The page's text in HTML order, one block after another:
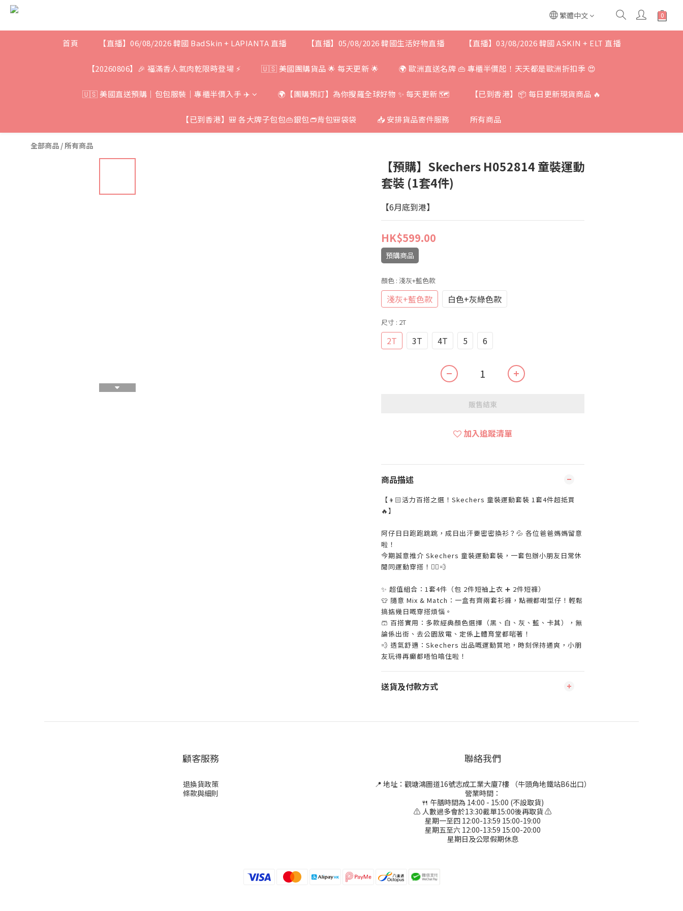
繁體中文
首頁 【直播】06/08/2026 韓國 BadSkin + LAPIANTA 直播 【直播】05/08/2026 韓國生活好物直播 【直播】03/08/2026 韓國 ASKIN + ELT 直播
【20260806】🎉 福滿香人氣肉乾限時登場 ⚡ 🇺🇸 美國團購貨品 🌟 每天更新 🌟 🌍 歐洲直送名牌 👜 專櫃半價起！天天都是歐洲折扣季 😍
🇺🇸 美國直送預購｜包包服裝｜專櫃半價入手 ✈️ 🌍【團購預訂】為你搜羅全球好物 ✨ 每天更新 🗺 【已到香港】📦 每日更新現貨商品 🔥
【已到香港】🎒 各大牌子包包👜銀包👝背包🎒袋袋 📥 安排貨品寄件服務 所有商品
全部商品 /所有商品
【預購】Skechers H052814 童裝運動
套裝 (1套4件)
【6月底到港】
HK$599.00
預購商品
顏色 : 淺灰+藍色款
淺灰+藍色款 白色+灰綠色款
尺寸 : 2T
2T 3T 4T 5 6
販售結束
加入追蹤清單
商品描述
【👦🏻活力百搭之選！Skechers 童裝運動套裝 1套4件超抵買
🔥】
阿仔日日跑跑跳跳，成日出汗要密密換衫？💦 各位爸爸媽媽留意
啦！
今期誠意推介 Skechers 童裝運動套裝，一套包辦小朋友日常休
閒同運動穿搭！🏃‍♂️💨
✨ 超值組合：1套4件（包 2件短袖上衣 ➕ 2件短褲）
👕 隨意 Mix & Match：一盒有齊兩套衫褲，點襯都咁型仔！輕鬆
搞掂幾日嘅穿搭煩惱。
🩳 百搭實用：多款經典顏色選擇（黑、白、灰、藍、卡其），無
論係出街、去公園放電、定係上體育堂都啱著！
💨 透氣舒適：Skechers 出品嘅運動質地，時刻保持通爽，小朋
友玩得再癲都唔怕噏住啦！
送貨及付款方式
顧客服務
退換貨政策
條款與細則
聯絡我們
📍 地址：觀塘鴻圖道16號志成工業大廈7樓 （牛頭角地鐵站B6出口）
營業時間：
🍴 午膳時間為 14:00 - 15:00 (不設取貨)
⚠ 人數過多會於13:30截單15:00後再取貨 ⚠
星期一至四 12:00-13:59 15:00-19:00
星期五至六 12:00-13:59 15:00-20:00
星期日及公眾假期休息